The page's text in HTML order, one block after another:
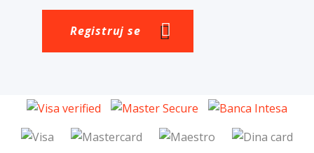
Registruj se